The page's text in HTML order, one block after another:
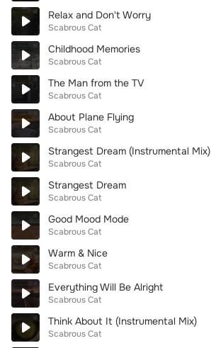
Relax and Don't Worry
Scabrous Cat
Childhood Memories
Scabrous Cat
The Man from the TV
Scabrous Cat
About Plane Flying
Scabrous Cat
Strangest Dream (Instrumental Mix)
Scabrous Cat
Strangest Dream
Scabrous Cat
Good Mood Mode
Scabrous Cat
Warm & Nice
Scabrous Cat
Everything Will Be Alright
Scabrous Cat
Think About It (Instrumental Mix)
Scabrous Cat